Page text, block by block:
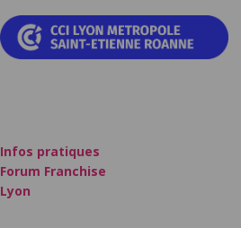
Infos pratiques
Forum Franchise
Lyon